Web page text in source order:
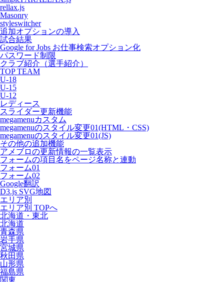
rellax.js
Masonry
styleswitcher
追加オプションの導入
試合結果
Google for Jobs お仕事検索オプション化
パスワード制限
クラブ紹介（選手紹介）
TOP TEAM
U-18
U-15
U-12
レディース
スライダー更新機能
megamenuカスタム
megamenuのスタイル変更01(HTML・CSS)
megamenuのスタイル変更01(JS)
その他の追加機能
アメブロの更新情報の一覧表示
フォームの項目名をページ名称と連動
フォーム01
フォーム02
Google翻訳
D3.js SVG地図
エリア別
エリア別 TOPへ
北海道・東北
北海道
青森県
岩手県
宮城県
秋田県
山形県
福島県
関東